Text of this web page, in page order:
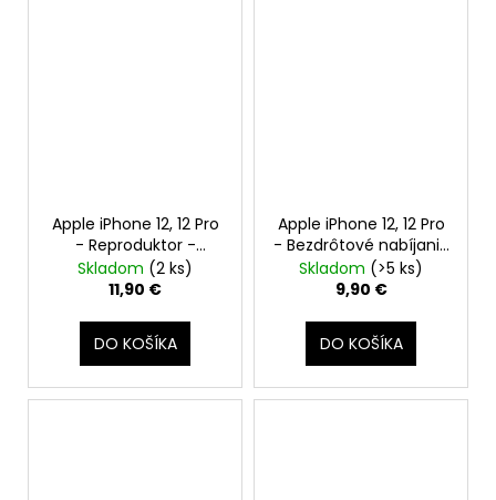
Apple iPhone 12, 12 Pro
- Reproduktor -
Original Apple
Skladom (2 ks)
11,90 €
DO KOŠÍKA
Apple iPhone 12, 12 Pro
- Bezdrôtové nabíjanie
+ NFC + Flex Kábel
Tlačidiel Hlasitosti +
+ Tichý režim -
Original Apple
Skladom (>5 ks)
9,90 €
DO KOŠÍKA